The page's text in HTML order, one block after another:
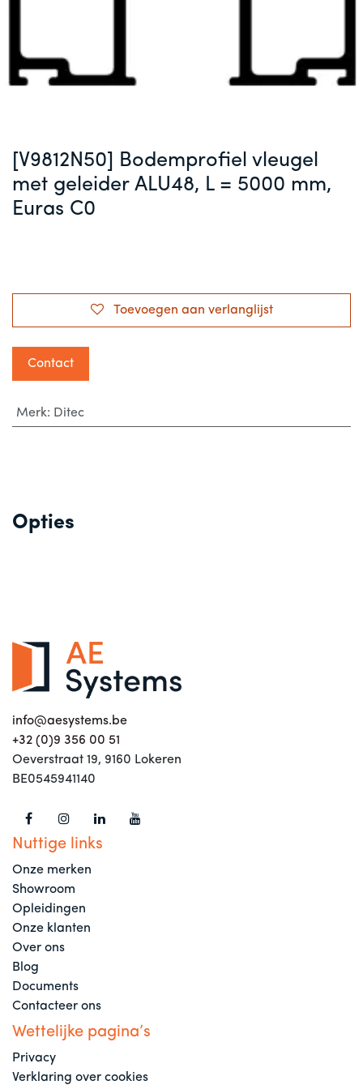
[V9812N50] Bodemprofiel vleugel
met geleider ALU48, L = 5000 mm,
Euras C0
Toevoegen aan verlanglijst
Contact
Merk: Ditec
Opties
info@aesystems.be
+32 (0)9 356 00 51
Oeverstraat 19, 9160 Lokeren
BE0545941140
Nuttige links
Onze merken
Showroom
Opleidingen
Onze klanten
Over ons
Blog
Documents
Contacteer ons
Wettelijke pagina’s
Privacy
Verklaring over cookies